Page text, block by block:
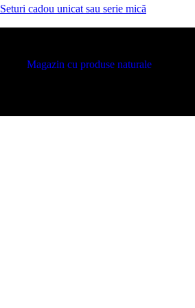
Seturi cadou unicat sau serie mică
Magazin cu produse naturale